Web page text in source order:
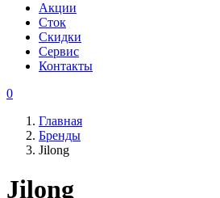
Акции
Сток
Скидки
Сервис
Контакты
0
Главная
Бренды
Jilong
Jilong